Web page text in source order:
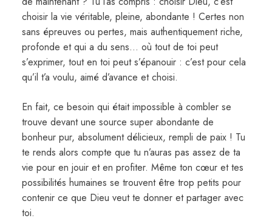
choisir la vie véritable, pleine, abondante ! Certes non
sans épreuves ou pertes, mais authentiquement riche,
profonde et qui a du sens… où tout de toi peut
s’exprimer, tout en toi peut s’épanouir : c’est pour cela
qu’il t’a voulu, aimé d’avance et choisi.
En fait, ce besoin qui était impossible à combler se
trouve devant une source super abondante de
bonheur pur, absolument délicieux, rempli de paix ! Tu
te rends alors compte que tu n’auras pas assez de ta
vie pour en jouir et en profiter. Même ton cœur et tes
possibilités humaines se trouvent être trop petits pour
contenir ce que Dieu veut te donner et partager avec
toi.